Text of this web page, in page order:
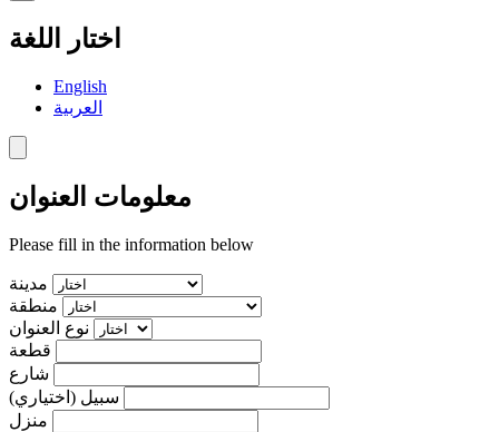
اختار اللغة
English
العربية
معلومات العنوان
Please fill in the information below
مدينة
منطقة
نوع العنوان
قطعة
شارع
سبيل (اختياري)
منزل